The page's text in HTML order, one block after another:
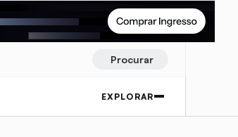
Procurar
EXPLORAR